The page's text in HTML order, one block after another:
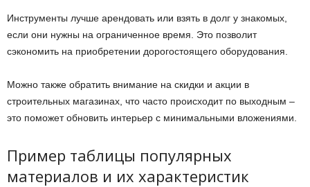
Инструменты лучше арендовать или взять в долг у знакомых,
если они нужны на ограниченное время. Это позволит
сэкономить на приобретении дорогостоящего оборудования.
Можно также обратить внимание на скидки и акции в
строительных магазинах, что часто происходит по выходным –
это поможет обновить интерьер с минимальными вложениями.
Пример таблицы популярных
материалов и их характеристик